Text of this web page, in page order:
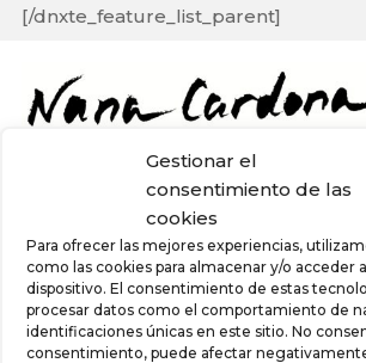
Gestionar el
consentimiento de las
cookies
Para ofrecer las mejores experiencias,
como las cookies para almacenar y/o acceder
dispositivo. El consentimiento de estas
procesar datos como el comportamiento de
identificaciones únicas en este sitio. No
consentimiento, puede afectar
[/dnxte_feature_list_parent]
Inicio/Estilos/ Ski
Ski